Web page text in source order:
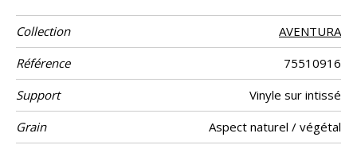
Collection
AVENTURA
Référence
75510916
Support
Vinyle sur intissé
Grain
Aspect naturel / végétal